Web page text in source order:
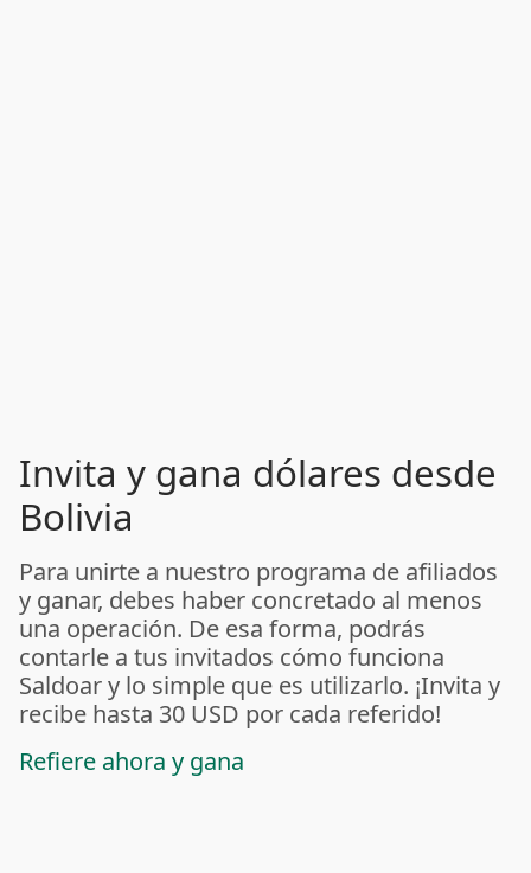
Invita y gana dólares desde
Bolivia
Para unirte a nuestro programa de afiliados
y ganar, debes haber concretado al menos
una operación. De esa forma, podrás
contarle a tus invitados cómo funciona
Saldoar y lo simple que es utilizarlo. ¡Invita y
recibe hasta 30 USD por cada referido!
Refiere ahora y gana